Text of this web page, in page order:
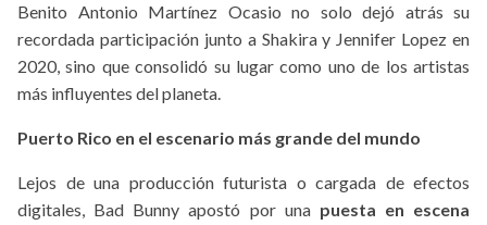
Benito Antonio Martínez Ocasio no solo dejó atrás su
recordada participación junto a Shakira y Jennifer Lopez en
2020, sino que consolidó su lugar como uno de los artistas
más influyentes del planeta.
Puerto Rico en el escenario más grande del mundo
Lejos de una producción futurista o cargada de efectos
digitales, Bad Bunny apostó por una puesta en escena